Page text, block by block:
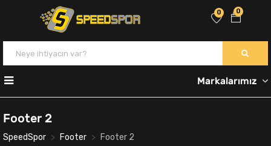
0
0
Markalarımız
Footer 2
SpeedSpor Footer Footer 2